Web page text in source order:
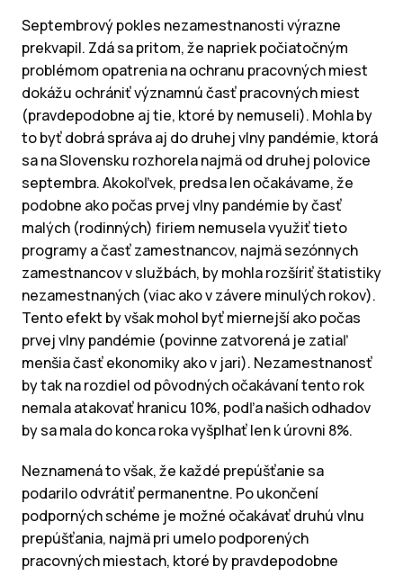
Septembrový pokles nezamestnanosti výrazne
prekvapil. Zdá sa pritom, že napriek počiatočným
problémom opatrenia na ochranu pracovných miest
dokážu ochrániť významnú časť pracovných miest
(pravdepodobne aj tie, ktoré by nemuseli). Mohla by
to byť dobrá správa aj do druhej vlny pandémie, ktorá
sa na Slovensku rozhorela najmä od druhej polovice
septembra. Akokoľvek, predsa len očakávame, že
podobne ako počas prvej vlny pandémie by časť
malých (rodinných) firiem nemusela využiť tieto
programy a časť zamestnancov, najmä sezónnych
zamestnancov v službách, by mohla rozšíriť štatistiky
nezamestnaných (viac ako v závere minulých rokov).
Tento efekt by však mohol byť miernejší ako počas
prvej vlny pandémie (povinne zatvorená je zatiaľ
menšia časť ekonomiky ako v jari). Nezamestnanosť
by tak na rozdiel od pôvodných očakávaní tento rok
nemala atakovať hranicu 10%, podľa našich odhadov
by sa mala do konca roka vyšplhať len k úrovni 8%.
Neznamená to však, že každé prepúšťanie sa
podarilo odvrátiť permanentne. Po ukončení
podporných schéme je možné očakávať druhú vlnu
prepúšťania, najmä pri umelo podporených
pracovných miestach, ktoré by pravdepodobne